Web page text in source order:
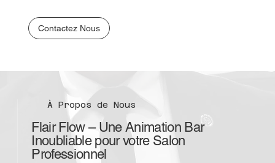
Contactez Nous
À Propos de Nous
Flair Flow – Une Animation Bar
Inoubliable pour votre Salon
Professionnel